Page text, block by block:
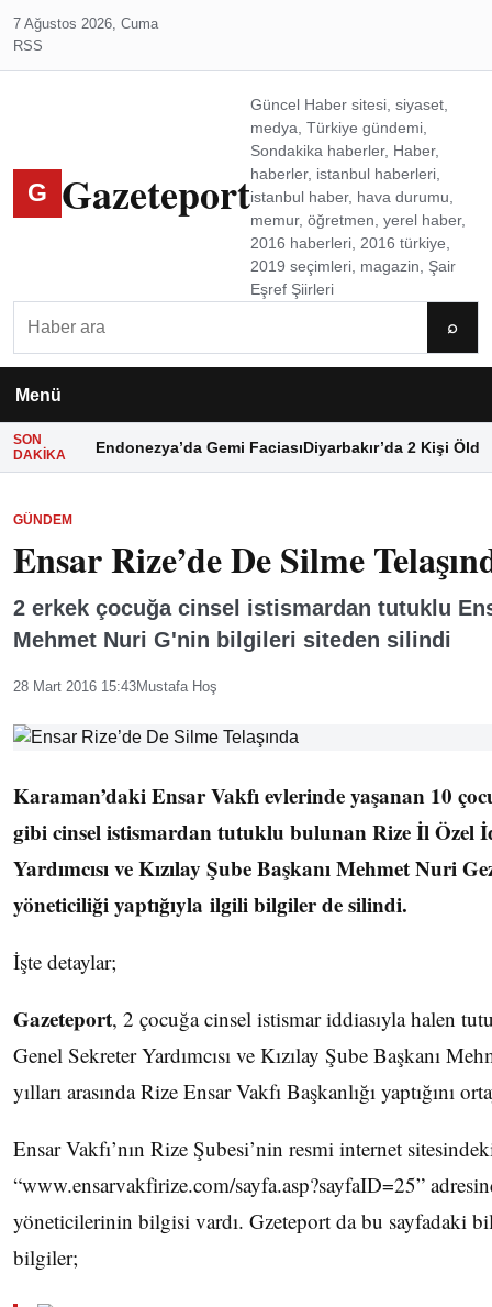
7 Ağustos 2026, Cuma
RSS
G Gazeteport
Güncel Haber sitesi, siyaset,
medya, Türkiye gündemi,
Sondakika haberler, Haber,
haberler, istanbul haberleri,
istanbul haber, hava durumu,
memur, öğretmen, yerel haber,
2016 haberleri, 2016 türkiye,
2019 seçimleri, magazin, Şair
Eşref Şiirleri
⌕
Menü
SON
DAKIKA
Endonezya’da Gemi FaciasıDiyarbakır’da 2 Kişi Öldü
GÜNDEM
Ensar Rize’de De Silme
2 erkek çocuğa cinsel istismardan tutuklu
Mehmet Nuri G'nin bilgileri siteden silindi
28 Mart 2016 15:43Mustafa Hoş
Karaman’daki Ensar Vakfı evlerinde yaşanan 10
gibi cinsel istismardan tutuklu bulunan Rize İl Özel
Yardımcısı ve Kızılay Şube Başkanı Mehmet Nuri
yöneticiliği yaptığıyla ilgili bilgiler de silindi.
İşte detaylar;
Gazeteport, 2 çocuğa cinsel istismar iddiasıyla halen
Genel Sekreter Yardımcısı ve Kızılay Şube Başkanı
yılları arasında Rize Ensar Vakfı Başkanlığı yaptığını
Ensar Vakfı’nın Rize Şubesi’nin resmi internet
“www.ensarvakfirize.com/sayfa.asp?sayfaID=25”
yöneticilerinin bilgisi vardı. Gzeteport da bu sayfadaki
bilgiler;